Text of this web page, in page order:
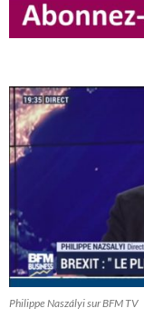
Philippe Naszályi sur BFM TV